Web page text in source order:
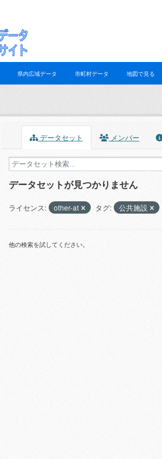
県内広域データ 市町村データ 地図で見る
データセット メンバー
データセットが見つかりません
ライセンス: other-at タグ: 公共施設
他の検索を試してください。